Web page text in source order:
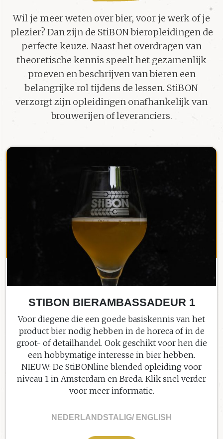
Wil je meer weten over bier, voor je werk of je
plezier? Dan zijn de StiBON bieropleidingen de
perfecte keuze. Naast het overdragen van
theoretische kennis speelt het gezamenlijk
proeven en beschrijven van bieren een
belangrijke rol tijdens de lessen. StiBON
verzorgt zijn opleidingen onafhankelijk van
brouwerijen of leveranciers.
STIBON BIERAMBASSADEUR 1
Voor diegene die een goede basiskennis van het
product bier nodig hebben in de horeca of in de
groot- of detailhandel. Ook geschikt voor hen die
een hobbymatige interesse in bier hebben.
NIEUW: De StiBONline blended opleiding voor
niveau 1 in Amsterdam en Breda. Klik snel verder
voor meer informatie.
NEDERLANDSTALIG/ ENGLISH